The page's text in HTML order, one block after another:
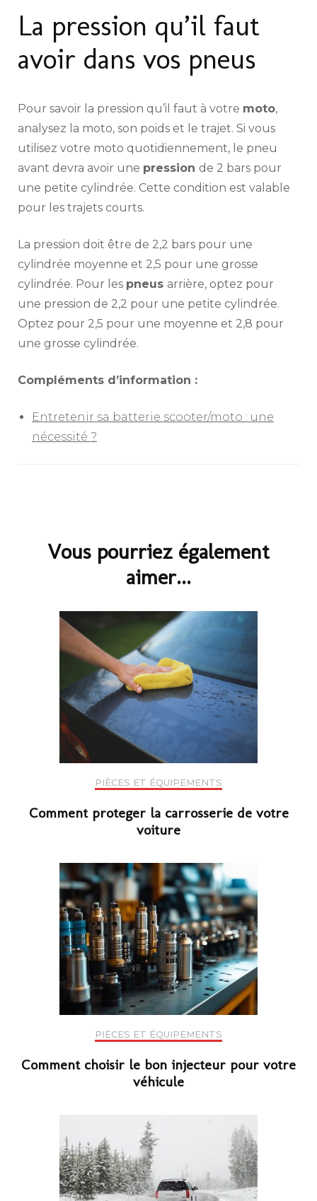
La pression qu’il faut
avoir dans vos pneus
Pour savoir la pression qu’il faut à votre moto,
analysez la moto, son poids et le trajet. Si vous
utilisez votre moto quotidiennement, le pneu
avant devra avoir une pression de 2 bars pour
une petite cylindrée. Cette condition est valable
pour les trajets courts.
La pression doit être de 2,2 bars pour une
cylindrée moyenne et 2,5 pour une grosse
cylindrée. Pour les pneus arrière, optez pour
une pression de 2,2 pour une petite cylindrée.
Optez pour 2,5 pour une moyenne et 2,8 pour
une grosse cylindrée.
Compléments d’information :
Entretenir sa batterie scooter/moto : une
nécessité ?
Vous pourriez également
aimer...
PIÈCES ET ÉQUIPEMENTS
Comment proteger la carrosserie de votre
voiture
PIÈCES ET ÉQUIPEMENTS
Comment choisir le bon injecteur pour votre
véhicule